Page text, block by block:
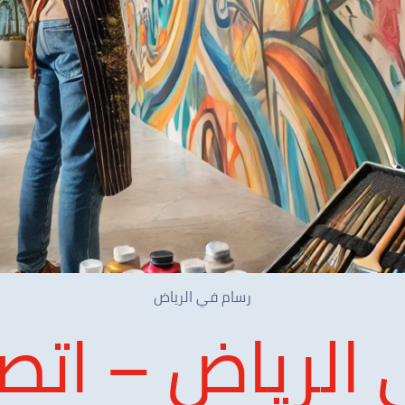
رسام في الرياض
–